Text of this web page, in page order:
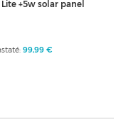
Lite +5w solar panel
99,99 €